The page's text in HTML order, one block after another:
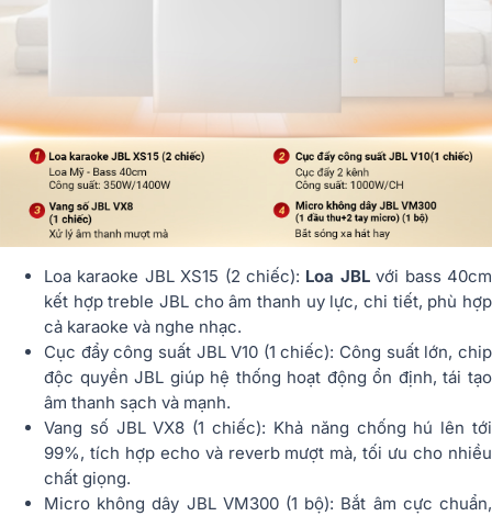
Loa karaoke JBL XS15 (2 chiếc): Loa JBLvới bass 40cm
kết hợp treble JBL cho âm thanh uy lực, chi tiết, phù hợp
cả karaoke và nghe nhạc.
Cục đẩy công suất JBL V10 (1 chiếc): Công suất lớn, chip
độc quyền JBL giúp hệ thống hoạt động ổn định, tái tạo
âm thanh sạch và mạnh.
Vang số JBL VX8 (1 chiếc): Khả năng chống hú lên tới
99%, tích hợp echo và reverb mượt mà, tối ưu cho nhiều
chất giọng.
Micro không dây JBL VM300 (1 bộ): Bắt âm cực chuẩn,